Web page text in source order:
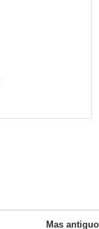
Mas antiguo